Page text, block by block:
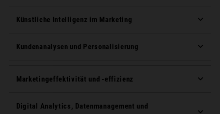
Künstliche Intelligenz im Marketing
Kundenanalysen und Personalisierung
Marketingeffektivität und -effizienz
Digital Analytics, Datenmanagement und